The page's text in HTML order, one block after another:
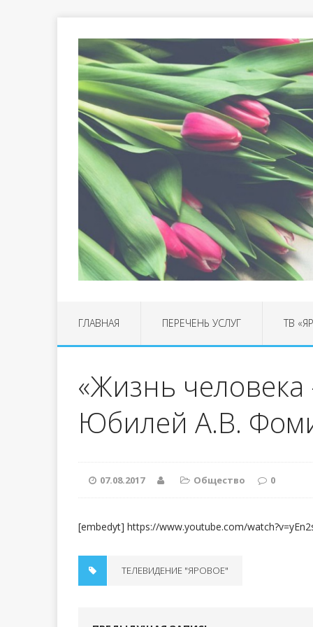
ГЛАВНАЯ ПЕРЕЧЕНЬ УСЛУГ ТВ
«Жизнь
Юбилей А.В.
07.08.2017 Общество 0
[embedyt] https://www.youtube.com/
ТЕЛЕВИДЕНИЕ "ЯРОВОЕ"